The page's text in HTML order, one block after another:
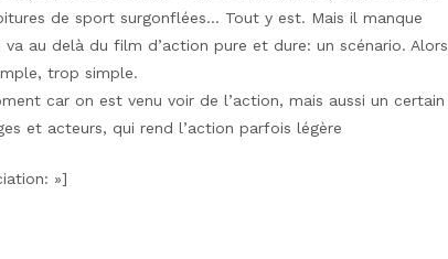
de sport surgonflées… Tout y est. Mais il manque
au delà du film d’action pure et dure: un scénario. Alors
trop simple.
car on est venu voir de l’action, mais aussi un certain
et acteurs, qui rend l’action parfois légère
»]